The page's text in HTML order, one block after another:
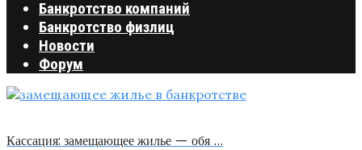
Банкротство компаний
Банкротство физлиц
Новости
Форум
Кассация: замещающее жилье — обя …